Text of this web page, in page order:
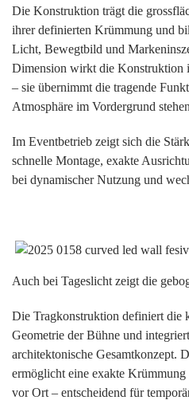
Die Konstruktion trägt die
ihrer definierten Krümmung und
Licht, Bewegtbild und
Dimension wirkt die Konstruktion
– sie übernimmt die tragende
Atmosphäre im Vordergrund
Im Eventbetrieb zeigt sich die
schnelle Montage, exakte
bei dynamischer Nutzung und
Auch bei Tageslicht zeigt die
Die Tragkonstruktion definiert die
Geometrie der Bühne und
architektonische Gesamtkonzept.
ermöglicht eine exakte
vor Ort – entscheidend für